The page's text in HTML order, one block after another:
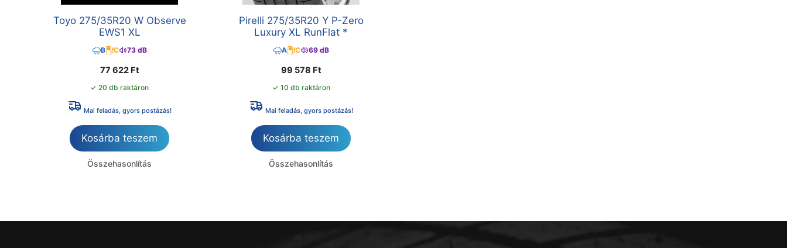
Toyo 275/35R20 W Observe
EWS1 XL
B C 73 dB
77 622 Ft
✓ 20 db raktáron
Mai feladás, gyors postázás!
Kosárba teszem
Összehasonlítás
Pirelli 275/35R20 Y P-Zero
Luxury XL RunFlat *
A C 69 dB
99 578 Ft
✓ 10 db raktáron
Mai feladás, gyors postázás!
Kosárba teszem
Összehasonlítás